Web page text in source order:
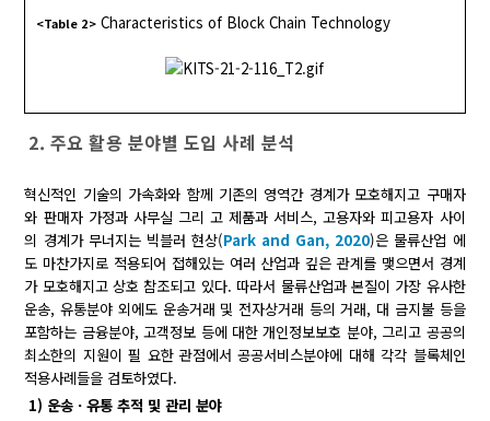
<Table 2> Characteristics of Block Chain Technology
2. 주요 활용 분야별 도입 사례 분석
혁신적인 기술의 가속화와 함께 기존의 영역간 경계가 모호해지고 구매자
와 판매자 가정과 사무실 그리 고 제품과 서비스, 고용자와 피고용자 사이
의 경계가 무너지는 빅블러 현상(Park and Gan, 2020)은 물류산업 에
도 마찬가지로 적용되어 접해있는 여러 산업과 깊은 관계를 맺으면서 경계
가 모호해지고 상호 참조되고 있다. 따라서 물류산업과 본질이 가장 유사한
운송, 유통분야 외에도 운송거래 및 전자상거래 등의 거래, 대 금지불 등을
포함하는 금융분야, 고객정보 등에 대한 개인정보보호 분야, 그리고 공공의
최소한의 지원이 필 요한 관점에서 공공서비스분야에 대해 각각 블록체인
적용사례들을 검토하였다.
1) 운송ㆍ유통 추적 및 관리 분야